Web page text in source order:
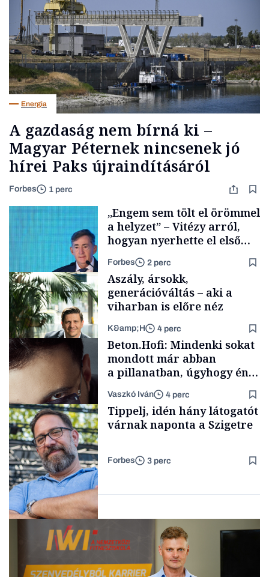
Energia
A gazdaság nem bírná ki –
Magyar Péternek nincsenek jó
hírei Paks újraindításáról
Forbes 1 perc
Elszámoltatás
„Engem sem tölt el örömmel
a helyzet” – Vitézy arról,
hogyan nyerhette el első
tenderét Mészárosék cége a
Tisza-kormány alatt
Forbes 2 perc
TÁMOGATÓI
TARTALOM
Aszály, ársokk,
generációváltás – aki a
viharban is előre néz
K&amp;H 4 perc
Forbes-sztori
Beton.Hofi: Mindenki sokat
mondott már abban
a pillanatban, úgyhogy én
a legsarkosabb
gondolataimat akartam
kimondani
Vaszkó Iván 4 perc
Tippelj, idén hány látogatót
várnak naponta a Szigetre
Forbes 3 perc